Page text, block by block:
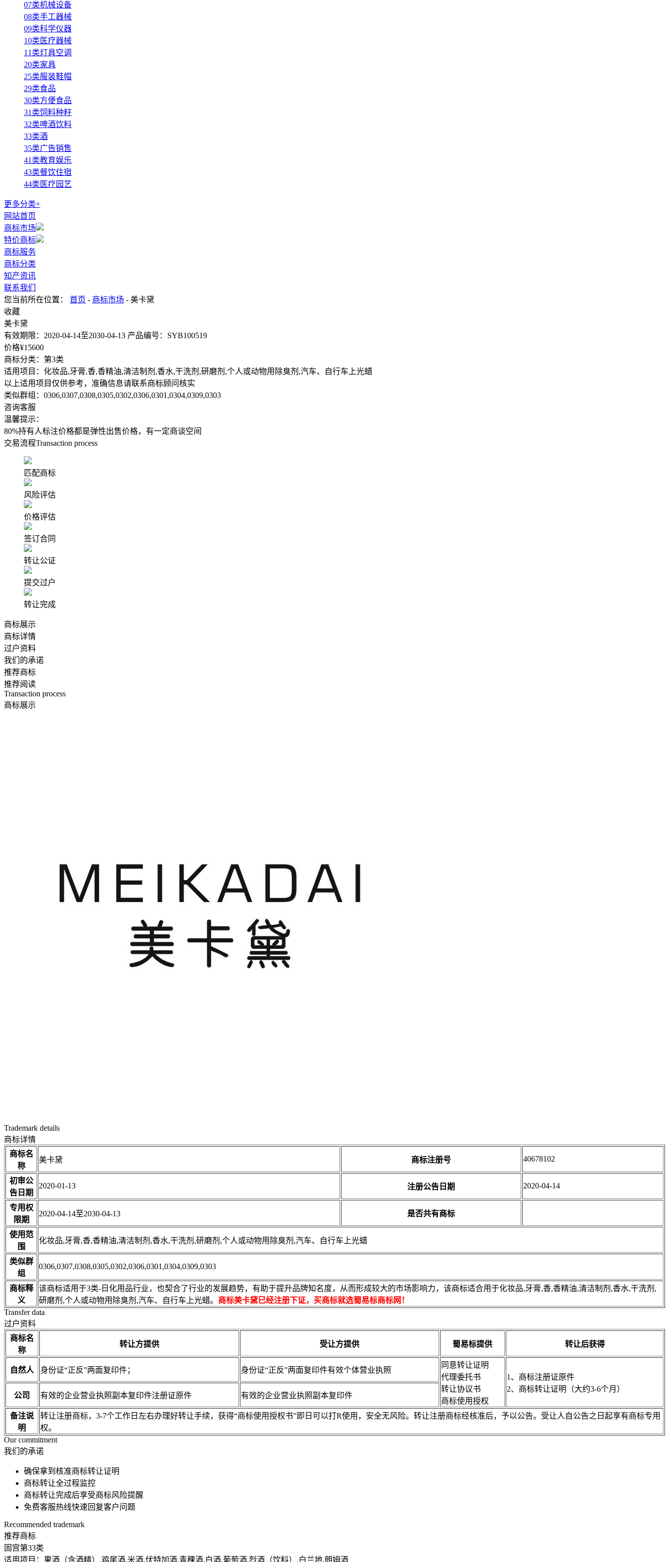
07类机械设备
08类手工器械
09类科学仪器
10类医疗器械
11类灯具空调
20类家具
25类服装鞋帽
29类食品
30类方便食品
31类饲料种籽
32类啤酒饮料
33类酒
35类广告销售
41类教育娱乐
43类餐饮住宿
44类医疗园艺
更多分类+
网站首页
商标市场
特价商标
商标服务
商标分类
知产资讯
联系我们
您当前所在位置： 首页 - 商标市场 - 美卡黛
收藏
美卡黛
有效期限： 2020-04-14至2030-04-13 产品编号： SYB100519
价格¥15600
商标分类： 第3类
适用项目： 化妆品,牙膏,香,香精油,清洁制剂,香水,干洗剂,研磨剂,个人或动物用除臭剂,汽车、自行车上光蜡
以上适用项目仅供参考，准确信息请联系商标顾问核实
类似群组： 0306,0307,0308,0305,0302,0306,0301,0304,0309,0303
咨询客服
温馨提示：
80%持有人标注价格都是弹性出售价格，有一定商谈空间
交易流程Transaction process
匹配商标
风险评估
价格评估
签订合同
转让公证
提交过户
转让完成
商标展示
商标详情
过户资料
我们的承诺
推荐商标
推荐阅读
Transaction process
商标展示
Trademark details
商标详情
商标名
称
美卡黛 商标注册号 40678102
初审公
告日期
2020-01-13 注册公告日期 2020-04-14
专用权
限期
2020-04-14至2030-04-13 是否共有商标
使用范
围
化妆品,牙膏,香,香精油,清洁制剂,香水,干洗剂,研磨剂,个人或动物用除臭剂,汽车、自行车上光蜡
类似群
组
0306,0307,0308,0305,0302,0306,0301,0304,0309,0303
商标释
义
该商标适用于3类-日化用品行业，也契合了行业的发展趋势，有助于提升品牌知名度，从而形成较大的市场影响力，该商标适合用于化妆品,牙膏,香,香精油,清洁制剂,香水,干洗剂,
研磨剂,个人或动物用除臭剂,汽车、自行车上光蜡。 商标美卡黛已经注册下证，买商标就选蜀易标商标网！
Transfer data
过户资料
商标名
称
转让方提供 受让方提供 蜀易标提供 转让后获得
自然人 身份证“正反”两面复印件； 身份证“正反”两面复印件有效个体营业执照
同意转让证明
代理委托书
转让协议书
商标使用授权
1、商标注册证原件
2、商标转让证明（大约3-6个月）
公司 有效的企业营业执照副本复印件注册证原件 有效的企业营业执照副本复印件
备注说
明
转让注册商标，3-7个工作日左右办理好转让手续，获得“商标使用授权书”即日可以打R使用，安全无风险。转让注册商标经核准后，予以公告。受让人自公告之日起享有商标专用
权。
Our commitment
我们的承诺
确保拿到核准商标转让证明
商标转让全过程监控
商标转让完成后享受商标风险提醒
免费客服热线快速回复客户问题
Recommended trademark
推荐商标
固宫第33类
适用项目：果酒（含酒精）,鸡尾酒,米酒,伏特加酒,青稞酒,白酒,葡萄酒,烈酒（饮料）,白兰地,朗姆酒